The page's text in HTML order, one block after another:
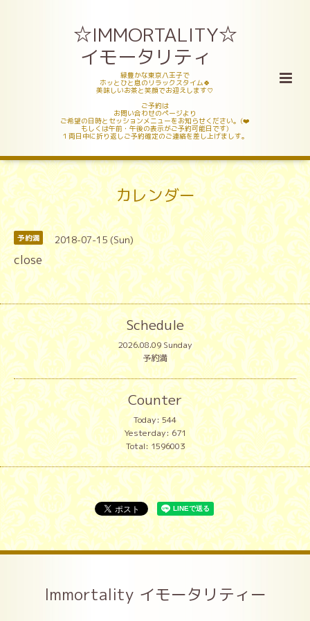
☆IMMORTALITY☆
イモータリティ
緑豊かな東京八王子で
ホッとひと息のリラックスタイム🍀
美味しいお茶と笑顔でお迎えします♡
ご予約は
お問い合わせのページより
ご希望の日時とセッションメニューをお知らせください。(❤️
もしくは午前・午後の表示がご予約可能日です)
１両日中に折り返しご予約確定のご連絡を差し上げましす。
カレンダー
予約満 2018-07-15 (Sun)
close
Schedule
2026.08.09 Sunday
予約満
Counter
Today:544
Yesterday:671
Total:1596003
Immortality イモータリティー